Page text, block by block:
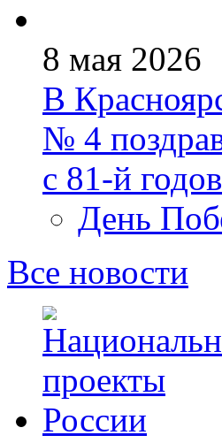
8 мая 2026
В
№ 4
с 81‑й
День
Все новости